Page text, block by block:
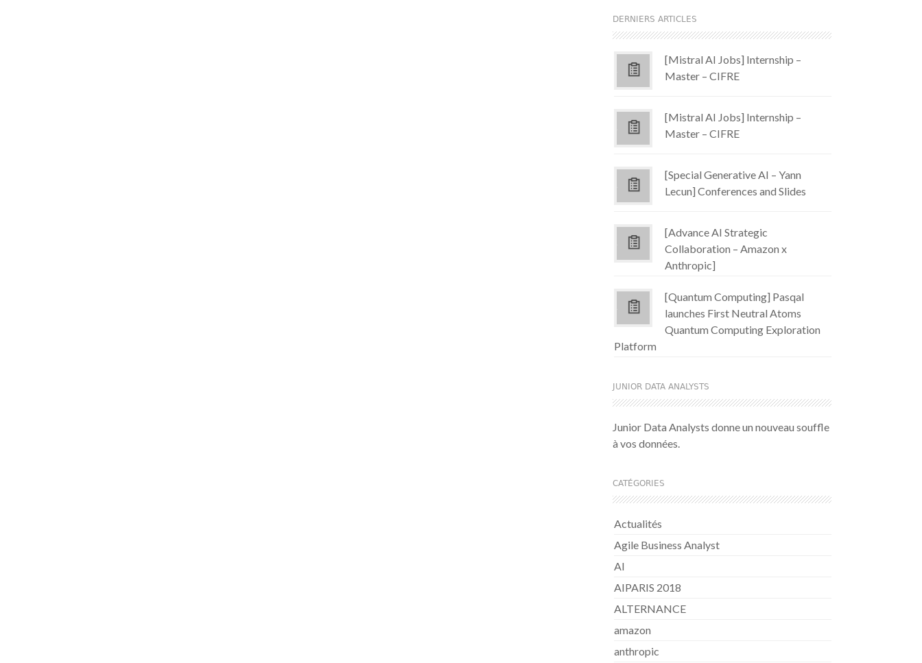
DERNIERS ARTICLES
[Mistral AI Jobs] Internship –
Master – CIFRE
[Mistral AI Jobs] Internship –
Master – CIFRE
[Special Generative AI – Yann
Lecun] Conferences and Slides
[Advance AI Strategic
Collaboration – Amazon x
Anthropic]
[Quantum Computing] Pasqal
launches First Neutral Atoms
Quantum Computing Exploration
Platform
JUNIOR DATA ANALYSTS
Junior Data Analysts donne un nouveau souffle
à vos données.
CATÉGORIES
Actualités
Agile Business Analyst
AI
AIPARIS 2018
ALTERNANCE
amazon
anthropic